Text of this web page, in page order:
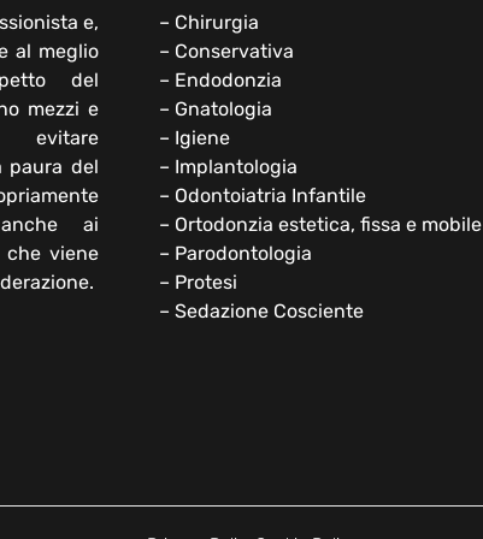
e,
al meglio
del
mezzi e
evitare
paura del
ai
viene
– Chirurgia
– Conservativa
– Endodonzia
– Gnatologia
– Igiene
– Implantologia
– Odontoiatria Infantile
– Ortodonzia estetica, fissa e mobile
– Parodontologia
– Protesi
– Sedazione Cosciente